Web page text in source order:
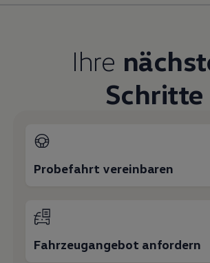
Ihre
Schritte
Probefahrt vereinbaren
Fahrzeugangebot anfordern